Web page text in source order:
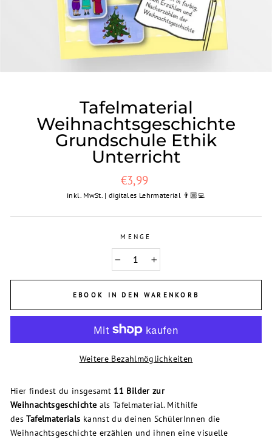
Tafelmaterial
Weihnachtsgeschichte
Grundschule Ethik
Unterricht
Normaler
Preis
€3,99
inkl. MwSt. | digitales Lehrmaterial 👨🏼‍💻
MENGE
EBOOK IN DEN WARENKORB
Weitere Bezahlmöglichkeiten
Hier findest du insgesamt 11 Bilder zur
Weihnachtsgeschichte als Tafelmaterial. Mithilfe
desTafelmaterials kannst du deinen SchülerInnen die
Weihnachtsgeschichte erzählen und ihnen eine visuelle